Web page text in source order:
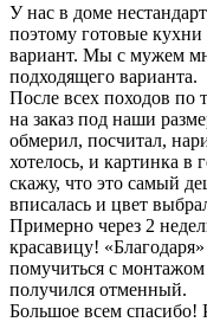
У нас в доме
поэтому готовые
вариант. Мы с мужем
подходящего варианта.
После всех походов по
на заказ под наши
обмерил, посчитал,
хотелось, и картинка в
скажу, что это самый
вписалась и цвет
Примерно через 2
красавицу!
помучиться с
получился отменный.
Большое всем спасибо!